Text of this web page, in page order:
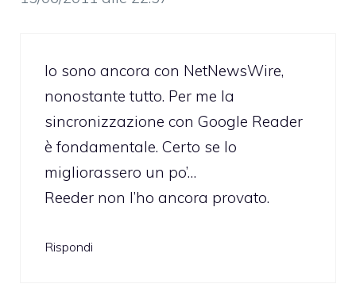
Io sono ancora con NetNewsWire,
nonostante tutto. Per me la
sincronizzazione con Google Reader
è fondamentale. Certo se lo
migliorassero un po’…
Reeder non l’ho ancora provato.
Rispondi